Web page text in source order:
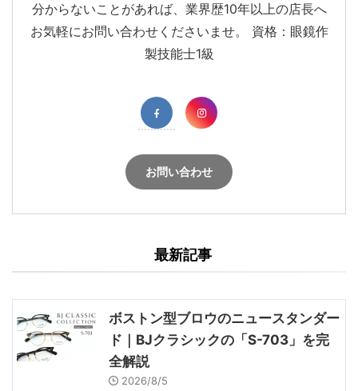
分からないことがあれば、業界歴10年以上の店長へ
お気軽にお問い合わせくださいませ。 資格：眼鏡作
製技能士1級
お問い合わせ
最新記事
ボストン型ブロウのニュースタンダー
ド｜BJクラシックの「S-703」を完
全解説
2026/8/5